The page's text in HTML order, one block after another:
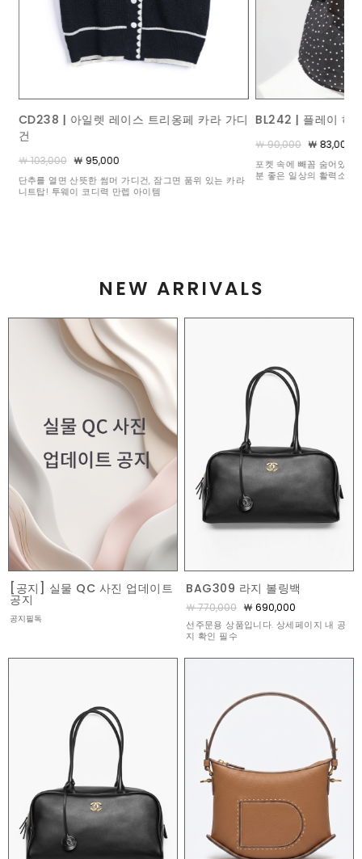
BL242 | 플레이 하트 도트 블라우스
￦ 90,000
포켓 속에 빼꼼 숨어있는 수줍은 하트 비딩이 볼수록 기
분 좋은 일상의 활력소가 되어주어요 :)
ACC367 | 콤비 브
￦ 140,000 ￦ 125,000
밋밋한 풀 원석 세팅과는
석 3개와 화려하게 빛을
NEW ARRIVALS
[공지] 실물 QC 사진 업데이트
공지
공지필독
BAG309 라지 볼링백
￦ 770,000 ￦ 690,000
선주문용 상품입니다. 상세페이지 내 공
지 확인 필수